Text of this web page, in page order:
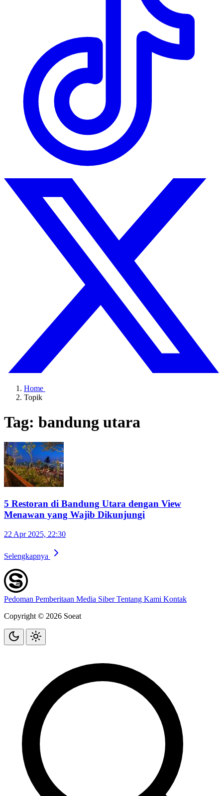
Home
Topik
Tag: bandung utara
5 Restoran di Bandung Utara dengan View
Menawan yang Wajib Dikunjungi
22 Apr 2025, 22:30
Selengkapnya
Pedoman Pemberitaan Media SiberTentang Kami Kontak
Copyright © 2026 Soeat